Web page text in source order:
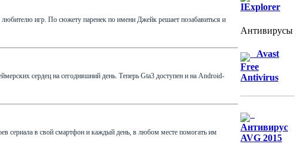
игр. По сюжету паренек по имени Джейк решает позабавиться и
сердец на сегодняшний день. Теперь Gta3 доступен и на Android-
сериала в свой смартфон и каждый день, в любом месте помогать им
IExplorer
Антивирусы
Avast
Free
Antivirus
Антивирус
AVG 2015